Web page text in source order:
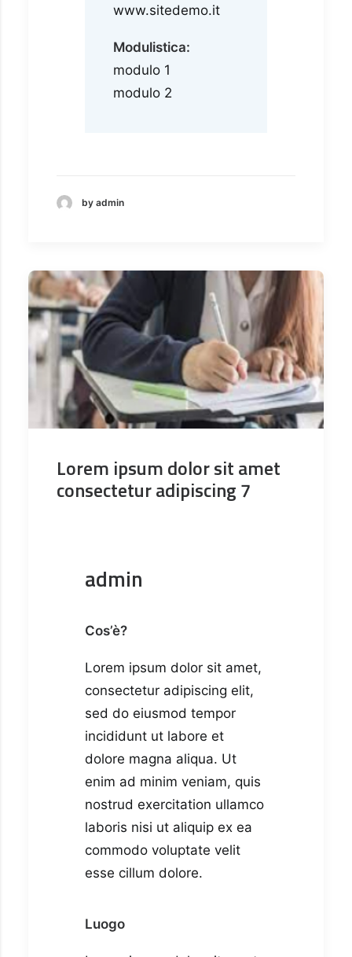
www.sitedemo.it
Modulistica:
modulo 1
modulo 2
by admin
Lorem ipsum dolor sit amet
consectetur adipiscing 7
admin
Cos’è?
Lorem ipsum dolor sit amet,
consectetur adipiscing elit,
sed do eiusmod tempor
incididunt ut labore et
dolore magna aliqua. Ut
enim ad minim veniam, quis
nostrud exercitation ullamco
laboris nisi ut aliquip ex ea
commodo voluptate velit
esse cillum dolore.
Luogo